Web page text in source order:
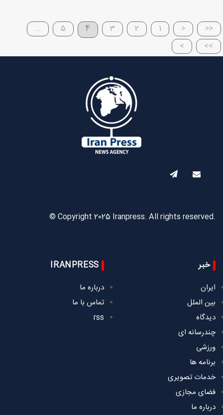
<<
<
1
2
3
4
5
...
>
>>
© Copyright 2025 Iranpress. All rights reserved.
خبر
ایران
بین الملل
دیدگاه
چندرسانه ای
ورزشی
برنامه ها
خدمات تصویری
فضای مجازی
درباره ما
IRANPRESS
درباره ما
تماس با ما
rss